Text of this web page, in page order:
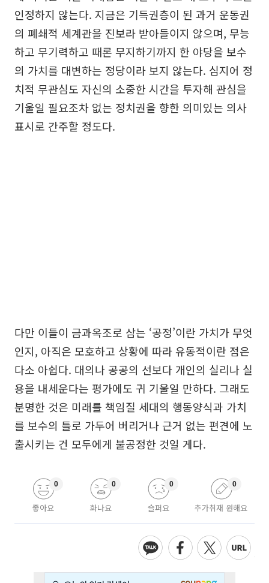
인정하지 않는다. 지금은 기득권층이 된 과거 운동권
의 폐쇄적 세계관을 진보라 받아들이지 않으며, 무능
하고 무기력하고 때론 무지하기까지 한 야당을 보수
의 가치를 대변하는 정당이라 보지 않는다. 심지어 정
치적 무관심도 자신의 소중한 시간을 투자해 관심을
기울일 필요조차 없는 정치권을 향한 의미있는 의사
표시로 간주할 정도다.
다만 이들이 금과옥조로 삼는 ‘공정’이란 가치가 무엇
인지, 아직은 모호하고 상황에 따라 유동적이란 점은
다소 아쉽다. 대의나 공공의 선보다 개인의 실리나 실
용을 내세운다는 평가에도 귀 기울일 만하다. 그래도
분명한 것은 미래를 책임질 세대의 행동양식과 가치
를 보수의 틀로 가두어 버리거나 근거 없는 편견에 노
출시키는 건 모두에게 불공정한 것일 게다.
좋아요
0
화나요
0
슬퍼요
0
추가취재 원해요
0